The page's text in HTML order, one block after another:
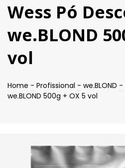
Wess Pó
we.BLOND
vol
Home - Profissional - we.BLOND -
we.BLOND 500g + OX 5 vol